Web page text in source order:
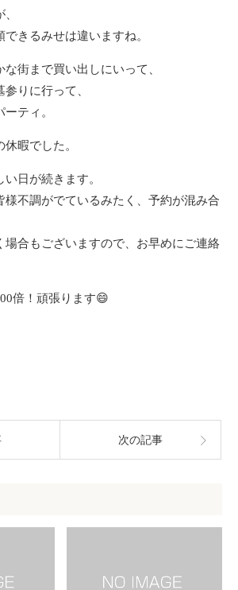
きるみせは違いますね。
街まで買い出しにいって、
りに行って、
ティ。
暇でした。
日が続きます。
様不調がでているみたく、予約が混み合
場合もございますので、お早めにご連絡
倍！頑張ります😄
次の記事